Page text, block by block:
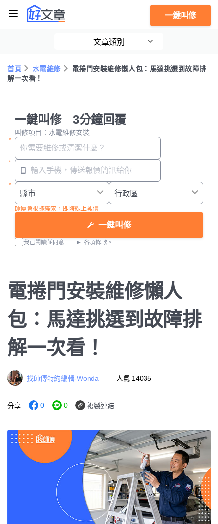
一鍵叫修
文章類別
首頁 水電維修
電捲門安裝維修懶人包：馬達挑選到故障排
解一次看！
一鍵叫修 3分鐘回覆
叫修項目：水電維修安裝
師傅會根據需求，即時線上報價
一鍵叫修
我已閱讀並同意 各項條款。
電捲門安裝維修懶人
包：馬達挑選到故障排
解一次看！
找師傅特約編輯-Wonda 人氣 14035
分享 0 0 複製連結